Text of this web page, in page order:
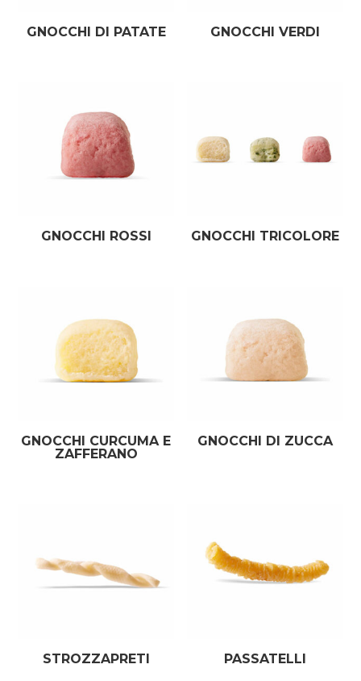
GNOCCHI DI PATATE GNOCCHI VERDI
GNOCCHI ROSSI GNOCCHI TRICOLORE
GNOCCHI CURCUMA E
ZAFFERANO
GNOCCHI DI ZUCCA
STROZZAPRETI PASSATELLI